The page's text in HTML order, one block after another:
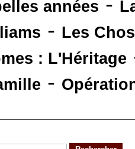
années
- Les
: L'Héritage
-